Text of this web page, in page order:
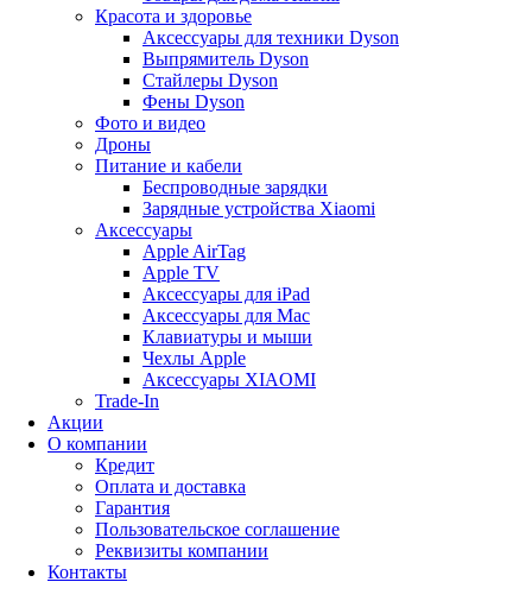
Красота и здоровье
Аксессуары для техники Dyson
Выпрямитель Dyson
Стайлеры Dyson
Фены Dyson
Фото и видео
Дроны
Питание и кабели
Беспроводные зарядки
Зарядные устройства Xiaomi
Аксессуары
Apple AirTag
Apple TV
Аксессуары для iPad
Аксессуары для Mac
Клавиатуры и мыши
Чехлы Apple
Аксессуары XIAOMI
Trade-In
Акции
О компании
Кредит
Оплата и доставка
Гарантия
Пользовательское соглашение
Реквизиты компании
Контакты